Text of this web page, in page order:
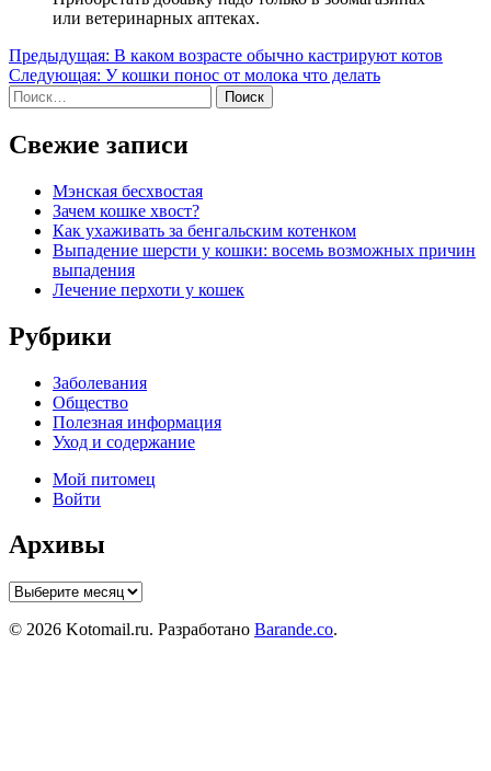
или ветеринарных аптеках.
Навигация
по
записям
Предыдущая: В каком возрасте обычно кастрируют котов
Следующая: У кошки понос от молока что делать
Найти:
Свежие записи
Мэнская бесхвостая
Зачем кошке хвост?
Как ухаживать за бенгальским котенком
Выпадение шерсти у кошки: восемь возможных причин
выпадения
Лечение перхоти у кошек
Рубрики
Заболевания
Общество
Полезная информация
Уход и содержание
Мой питомец
Войти
Архивы
Архивы
© 2026 Kotomail.ru. Разработано Barande.co.